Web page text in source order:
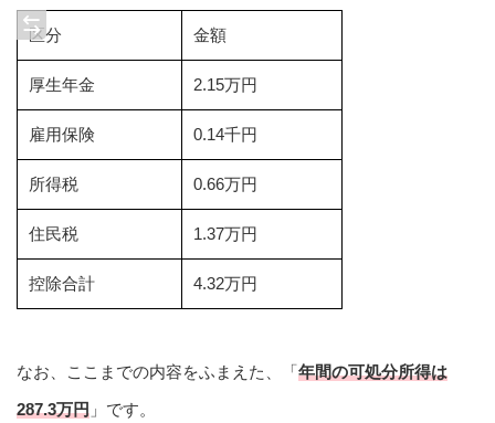
区分 金額
厚生年金 2.15万円
雇用保険 0.14千円
所得税 0.66万円
住民税 1.37万円
控除合計 4.32万円
なお、ここまでの内容をふまえた、「年間の可処分所得は
287.3万円 」です。